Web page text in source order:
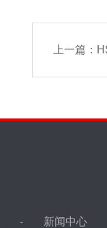
上一篇：
新闻中心